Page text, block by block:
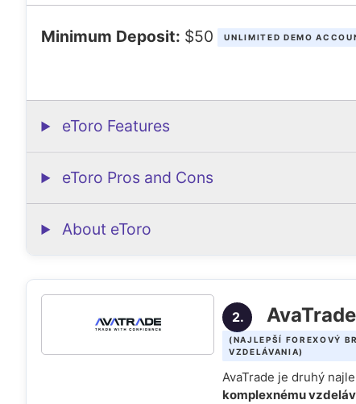
Minimum Deposit: $50 UNLIMITED DEMO
eToro Features
eToro Pros and Cons
About eToro
2. AvaTrade
(NAJLEPŠÍ FOREXOVÝ
VZDELÁVANIA)
AvaTrade je druhý
komplexnému